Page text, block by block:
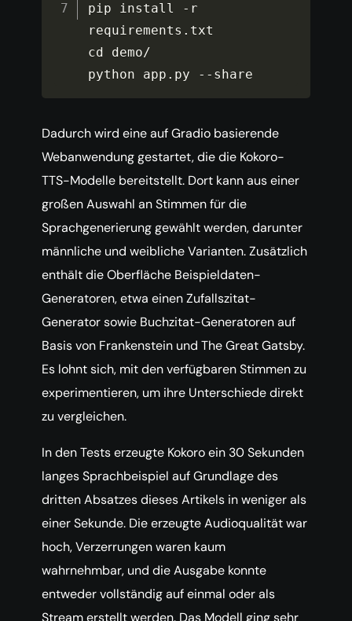
pip install - r
requirements . txt
cd demo/
python app . py -- share
Dadurch wird eine auf Gradio basierende
Webanwendung gestartet, die die Kokoro-
TTS-Modelle bereitstellt. Dort kann aus einer
großen Auswahl an Stimmen für die
Sprachgenerierung gewählt werden, darunter
männliche und weibliche Varianten. Zusätzlich
enthält die Oberfläche Beispieldaten-
Generatoren, etwa einen Zufallszitat-
Generator sowie Buchzitat-Generatoren auf
Basis von Frankenstein und The Great Gatsby.
Es lohnt sich, mit den verfügbaren Stimmen zu
experimentieren, um ihre Unterschiede direkt
zu vergleichen.
In den Tests erzeugte Kokoro ein 30 Sekunden
langes Sprachbeispiel auf Grundlage des
dritten Absatzes dieses Artikels in weniger als
einer Sekunde. Die erzeugte Audioqualität war
hoch, Verzerrungen waren kaum
wahrnehmbar, und die Ausgabe konnte
entweder vollständig auf einmal oder als
Stream erstellt werden. Das Modell ging sehr